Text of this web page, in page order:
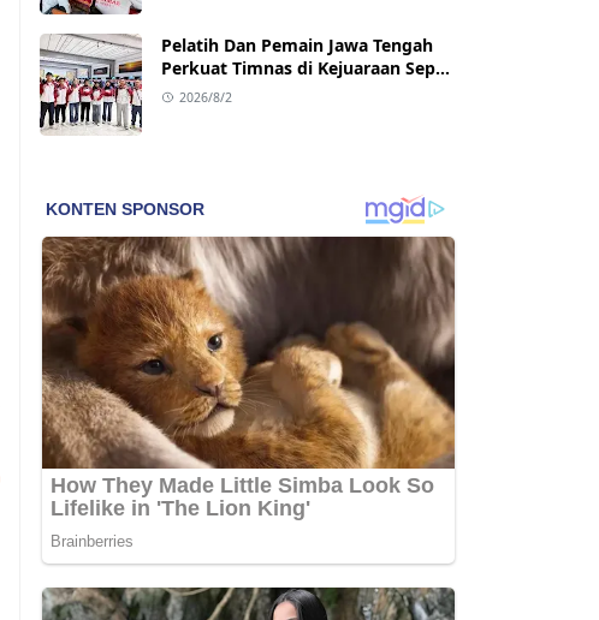
Pelatih Dan Pemain Jawa Tengah
Perkuat Timnas di Kejuaraan Sepak
takraw Internasional
2026/8/2